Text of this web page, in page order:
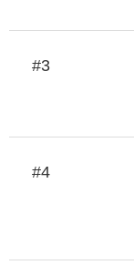
#3
#4